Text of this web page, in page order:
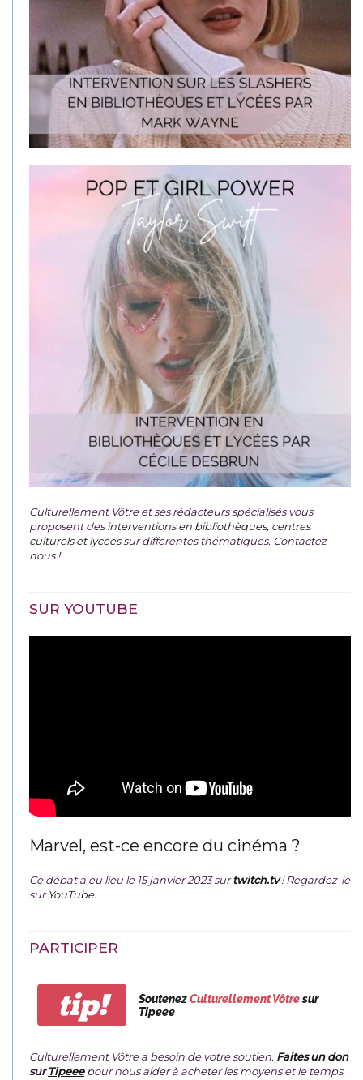
Culturellement Vôtre et ses rédacteurs spécialisés vous
proposent desinterventions en bibliothèques, centres
culturels et lycéessur différentes thématiques. Contactez-
nous !
SUR YOUTUBE
Marvel, est-ce encore du cinéma ?
Ce débat a eu lieu le 15 janvier 2023 surtwitch.tv ! Regardez-le
surYouTube.
PARTICIPER
tip! SoutenezCulturellement Vôtresur
Tipeee
Culturellement Vôtre a besoin de votre soutien. Faites un don
surTipeeepour nous aider à acheter les moyens et le temps